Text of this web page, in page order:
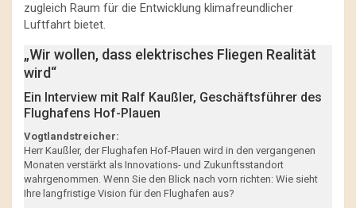
zugleich Raum für die Entwicklung klimafreundlicher
Luftfahrt bietet.
„Wir wollen, dass elektrisches Fliegen Realität
wird“
Ein Interview mit Ralf Kaußler, Geschäftsführer des
Flughafens Hof-Plauen
Vogtlandstreicher:
Herr Kaußler, der Flughafen Hof-Plauen wird in den vergangenen
Monaten verstärkt als Innovations- und Zukunftsstandort
wahrgenommen. Wenn Sie den Blick nach vorn richten: Wie sieht
Ihre langfristige Vision für den Flughafen aus?